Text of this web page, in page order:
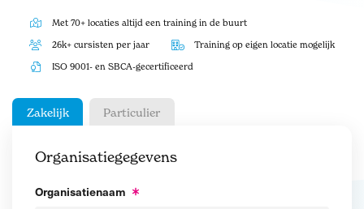
Met 70+ locaties altijd een training in de buurt
26k+ cursisten per jaar Training op eigen locatie mogelijk
ISO 9001- en SBCA-gecertificeerd
Zakelijk Particulier
Organisatiegegevens
Organisatienaam